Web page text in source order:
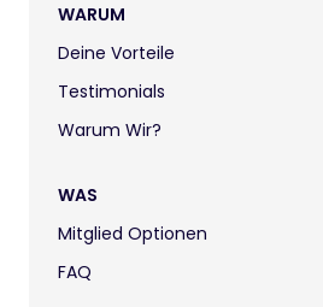
WARUM
Deine Vorteile
Testimonials
Warum Wir?
WAS
Mitglied Optionen
FAQ